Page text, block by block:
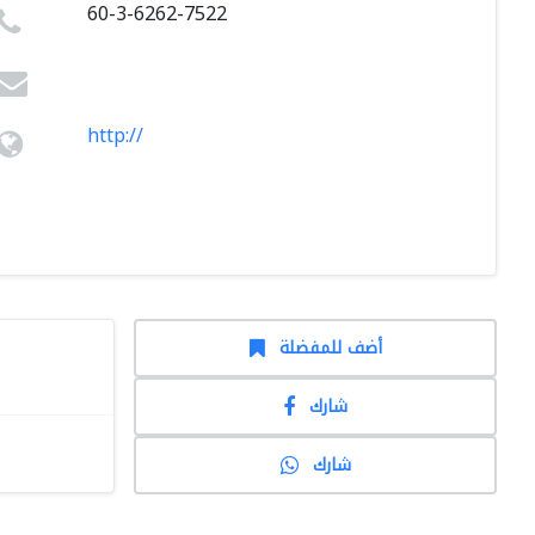
60-3-6262-7522
http://
أضف للمفضلة
شارك
شارك